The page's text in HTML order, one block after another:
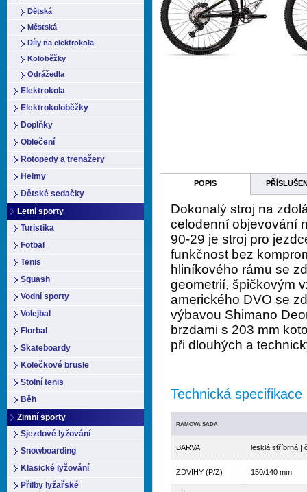
Dětská
Městská
Díly na elektrokola
Koloběžky
Odrážedla
Elektrokola
Elektrokoloběžky
Doplňky
Oblečení
Rotopedy a trenažery
Helmy
Dětské sedačky
Letní sporty
Turistika
Fotbal
Tenis
Squash
Vodní sporty
Volejbal
Florbal
Skateboardy
Kolečkové brusle
Stolní tenis
Běh
Zimní sporty
Sjezdové lyžování
Snowboarding
Klasické lyžování
Přilby lyžařské
POPIS
Dokonalý stroj na
celodenní objevování
90-29 je stroj pro
funkčnost bez
hliníkového rámu se
geometrií, špičkovým
amerického DVO se
výbavou Shimano
brzdami s 203 mm
při dlouhých a
Technická specifikace
RÁMOVÁ SADA
BARVA lesklá stříbrná |
ZDVIHY (P/Z) 150/140 mm